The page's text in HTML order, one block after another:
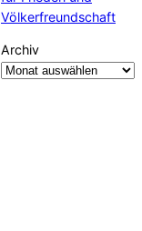
Völkerfreundschaft
Archiv